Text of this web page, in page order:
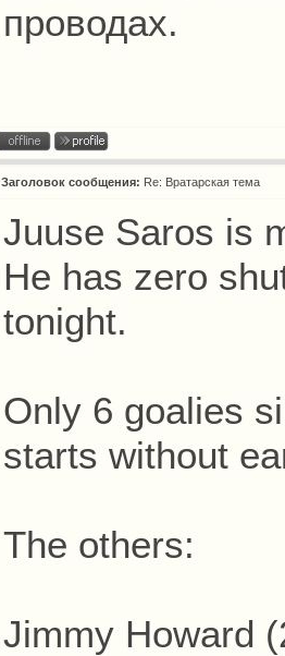
проводах.
Заголовок сообщения: Re: Вратарская тема
Juuse Saros is
He has zero
tonight.
Only 6 goalies
starts without
The others:
Jimmy Howard